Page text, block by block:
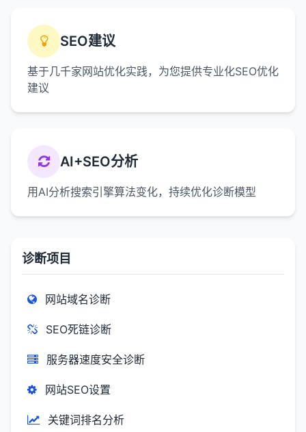
SEO建议
基于几千家网站优化实践，为您提供专业化SEO优化
建议
AI+SEO分析
用AI分析搜索引擎算法变化，持续优化诊断模型
诊断项目
网站域名诊断
SEO死链诊断
服务器速度安全诊断
网站SEO设置
关键词排名分析